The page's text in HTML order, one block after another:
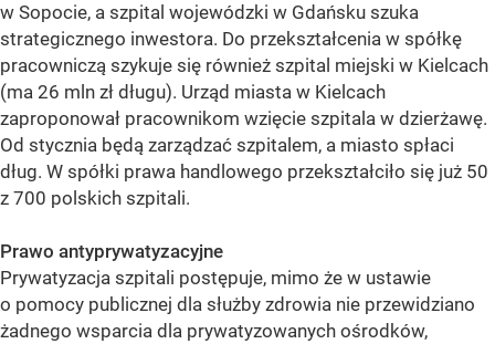
w Sopocie, a szpital wojewódzki w Gdańsku szuka
strategicznego inwestora. Do przekształcenia w spółkę
pracowniczą szykuje się również szpital miejski w Kielcach
(ma 26 mln zł długu). Urząd miasta w Kielcach
zaproponował pracownikom wzięcie szpitala w dzierżawę.
Od stycznia będą zarządzać szpitalem, a miasto spłaci
dług. W spółki prawa handlowego przekształciło się już 50
z 700 polskich szpitali.
Prawo antyprywatyzacyjne
Prywatyzacja szpitali postępuje, mimo że w ustawie
o pomocy publicznej dla służby zdrowia nie przewidziano
żadnego wsparcia dla prywatyzowanych ośrodków,